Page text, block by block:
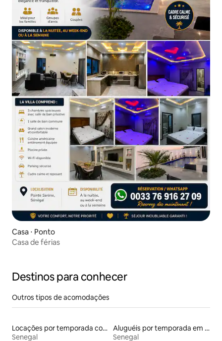
Casa ⋅ Ponto
Casa de férias
Destinos para conhecer
Outros tipos de acomodações
Locações por temporada com piscina
Senegal
Aluguéis por temporada em hotéis-fazenda
Senegal